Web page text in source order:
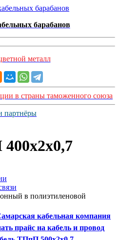
барабанов
металл
в страны таможенного союза
партнёры
в полиэтиленовой
кабельная компания
прайс на кабель и провод